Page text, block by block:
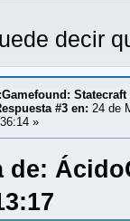
decir
Statecraft
#3 en: 24 de
»
de: